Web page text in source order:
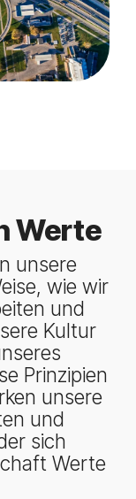
Werte
unsere
wie wir
und
Kultur
Prinzipien
unsere
und
sich
Werte